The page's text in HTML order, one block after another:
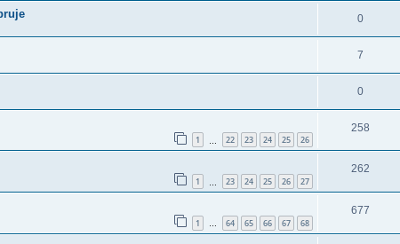
0
7
0
1 22 23 24 25 26
258
1 23 24 25 26 27
262
1 … 64 65 66 67 68
677